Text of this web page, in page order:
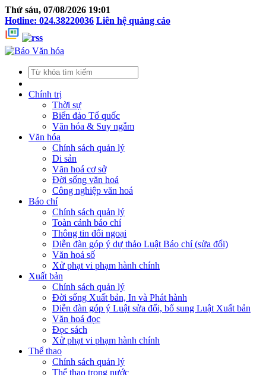
Thứ sáu, 07/08/2026 19:01
Hotline: 024.38220036 Liên hệ quảng cáo
Chính trị
Thời sự
Biển đảo Tổ quốc
Văn hóa & Suy ngẫm
Văn hóa
Chính sách quản lý
Di sản
Văn hoá cơ sở
Đời sống văn hoá
Công nghiệp văn hoá
Báo chí
Chính sách quản lý
Toàn cảnh báo chí
Thông tin đối ngoại
Diễn đàn góp ý dự thảo Luật Báo chí (sửa đổi)
Văn hoá số
Xử phạt vi phạm hành chính
Xuất bản
Chính sách quản lý
Đời sống Xuất bản, In và Phát hành
Diễn đàn góp ý Luật sửa đổi, bổ sung Luật Xuất bản
Văn hoá đọc
Đọc sách
Xử phạt vi phạm hành chính
Thể thao
Chính sách quản lý
Thể thao trong nước